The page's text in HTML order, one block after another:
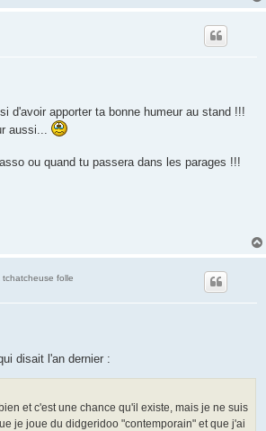
d'avoir apporter ta bonne humeur au stand !!!
aussi...
ou quand tu passera dans les parages !!!
folle
disait l'an dernier :
et c'est une chance qu'il existe, mais je ne suis
je joue du didgeridoo "contemporain" et que j'ai